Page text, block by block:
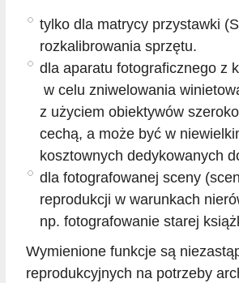
tylko dla matrycy przystawki
rozkalibrowania sprzętu.
dla aparatu fotograficznego z
w celu zniwelowania
z użyciem obiektywów
cechą, a może być w
kosztownych dedykowanych
dla fotografowanej sceny
reprodukcji w warunkach
np. fotografowanie starej
Wymienione funkcje są
reprodukcyjnych na potrzeby